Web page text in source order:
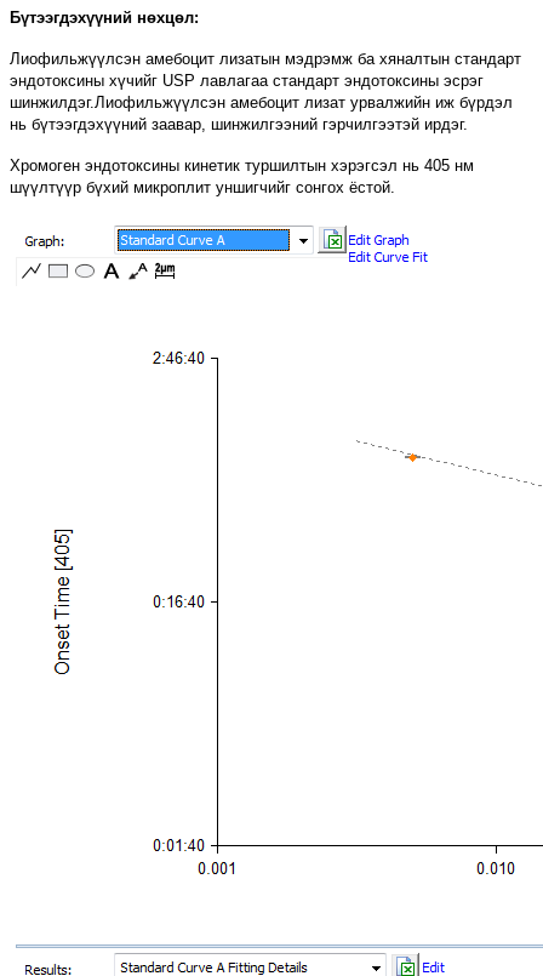
Бүтээгдэхүүний нөхцөл:
Лиофильжүүлсэн амебоцит лизатын мэдрэмж ба хяналтын стандарт
эндотоксины хүчийг USP лавлагаа стандарт эндотоксины эсрэг
шинжилдэг.Лиофильжүүлсэн амебоцит лизат урвалжийн иж бүрдэл
нь бүтээгдэхүүний заавар, шинжилгээний гэрчилгээтэй ирдэг.
Хромоген эндотоксины кинетик туршилтын хэрэгсэл нь 405 нм
шүүлтүүр бүхий микроплит уншигчийг сонгох ёстой.